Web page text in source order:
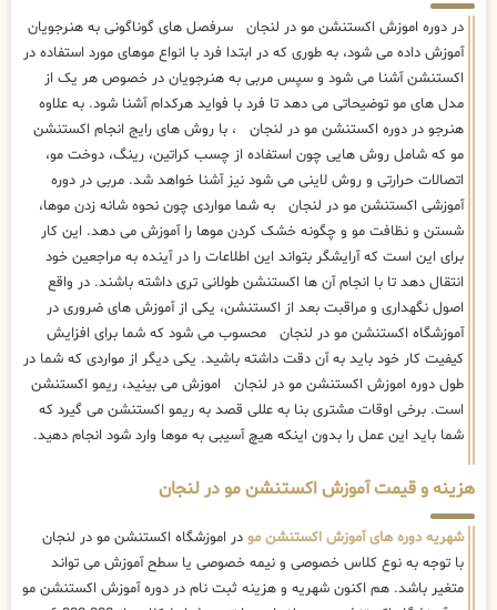
در دوره اموزش اکستنشن مو در لنجان سرفصل های گوناگونی به هنرجویان
آموزش داده می شود، به طوری که در ابتدا فرد با انواع موهای مورد استفاده در
اکستنشن آشنا می شود و سپس مربی به هنرجویان در خصوص هر یک از
مدل های مو توضیحاتی می دهد تا فرد با فواید هرکدام آشنا شود. به علاوه
هنرجو در دوره اکستنشن مو در لنجان ، با روش های رایج انجام اکستنشن
مو که شامل روش هایی چون استفاده از چسب کراتین، رینگ، دوخت مو،
اتصالات حرارتی و روش لاینی می شود نیز آشنا خواهد شد. مربی در دوره
آموزشی اکستنشن مو در لنجان به شما مواردی چون نحوه شانه زدن موها،
شستن و نظافت مو و چگونه خشک کردن موها را آموزش می دهد. این کار
برای این است که آرایشگر بتواند این اطلاعات را در آینده به مراجعین خود
انتقال دهد تا با انجام آن ها اکستنشن طولانی تری داشته باشند. در واقع
اصول نگهداری و مراقبت بعد از اکستنشن، یکی از آموزش های ضروری در
آموزشگاه اکستنشن مو در لنجان محسوب می شود که شما برای افزایش
کیفیت کار خود باید به آن دقت داشته باشید. یکی دیگر از مواردی که شما در
طول دوره اموزش اکستنشن مو در لنجان اموزش می بینید، ریمو اکستنشن
است. برخی اوقات مشتری بنا به عللی قصد به ریمو اکستنشن می گیرد که
شما باید این عمل را بدون اینکه هیچ آسیبی به موها وارد شود انجام دهید.
هزینه و قیمت آموزش اکستنشن مو در لنجان
شهریه دوره های آموزش اکستنشن مو در اموزشگاه اکستنشن مو در لنجان
با توجه به نوع کلاس خصوصی و نیمه خصوصی یا سطح آموزش می تواند
متغیر باشد. هم اکنون شهریه و هزینه ثبت نام در دوره آموزش اکستنشن مو